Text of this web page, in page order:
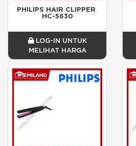
PHILIPS HAIR CLIPPER
HC-5630
LOG-IN UNTUK
MELIHAT HARGA